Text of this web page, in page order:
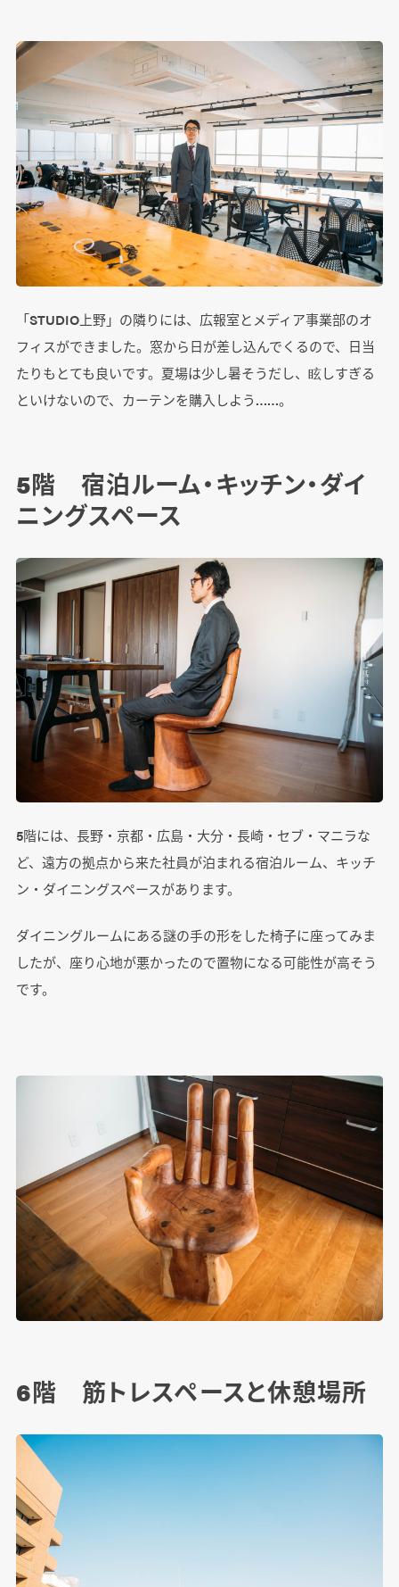
「STUDIO上野」の隣りには、広報室とメディア事業部のオ
フィスができました。窓から日が差し込んでくるので、日当
たりもとても良いです。夏場は少し暑そうだし、眩しすぎる
といけないので、カーテンを購入しよう……。
5階 宿泊ルーム・キッチン・ダイ
ニングスペース
5階には、長野・京都・広島・大分・長崎・セブ・マニラな
ど、遠方の拠点から来た社員が泊まれる宿泊ルーム、キッチ
ン・ダイニングスペースがあります。
ダイニングルームにある謎の手の形をした椅子に座ってみま
したが、座り心地が悪かったので置物になる可能性が高そう
です。
6階 筋トレスペースと休憩場所